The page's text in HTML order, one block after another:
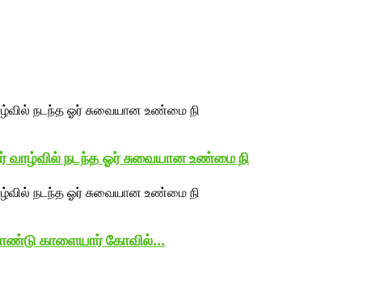
வாழ்வில் நடந்த ஓர் சுவையான உண்மை நி
காளையார் கோவில்...